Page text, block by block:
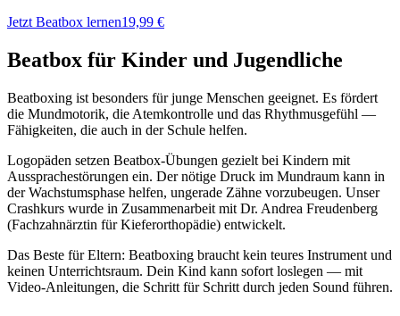
Jetzt Beatbox lernen19,99 €
Beatbox für Kinder und Jugendliche
Beatboxing ist besonders für junge Menschen geeignet. Es fördert
die Mundmotorik, die Atemkontrolle und das Rhythmusgefühl —
Fähigkeiten, die auch in der Schule helfen.
Logopäden setzen Beatbox-Übungen gezielt bei Kindern mit
Aussprachestörungen ein. Der nötige Druck im Mundraum kann in
der Wachstumsphase helfen, ungerade Zähne vorzubeugen. Unser
Crashkurs wurde in Zusammenarbeit mit Dr. Andrea Freudenberg
(Fachzahnärztin für Kieferorthopädie) entwickelt.
Das Beste für Eltern: Beatboxing braucht kein teures Instrument und
keinen Unterrichtsraum. Dein Kind kann sofort loslegen — mit
Video-Anleitungen, die Schritt für Schritt durch jeden Sound führen.